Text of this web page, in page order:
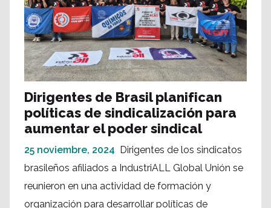
Dirigentes de Brasil planifican
políticas de sindicalización para
aumentar el poder sindical
25 noviembre, 2024
Dirigentes de los sindicatos
brasileños afiliados a IndustriALL Global Unión se
reunieron en una actividad de formación y
organización para desarrollar políticas de